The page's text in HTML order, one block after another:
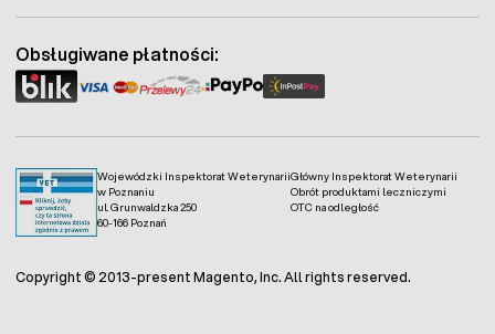
Wojewódzki Inspektorat Weterynarii
w Poznaniu
ul. Grunwaldzka 250
60-166 Poznań
Główny Inspektorat Weterynarii
Obrót produktami leczniczymi
OTC na odległość
Obsługiwane płatności:
Copyright © 2013-present Magento, Inc. All rights reserved.